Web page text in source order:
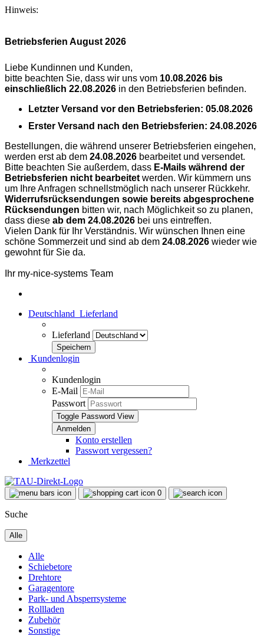
Hinweis:
Betriebsferien August 2026
Liebe Kundinnen und Kunden,
bitte beachten Sie, dass wir uns vom 10.08.2026 bis
einschließlich 22.08.2026 in den Betriebsferien befinden.
Letzter Versand vor den Betriebsferien: 05.08.2026
Erster Versand nach den Betriebsferien: 24.08.2026
Bestellungen, die während unserer Betriebsferien eingehen,
werden erst ab dem 24.08.2026 bearbeitet und versendet.
Bitte beachten Sie außerdem, dass E-Mails während der
Betriebsferien nicht bearbeitet werden. Wir kümmern uns
um Ihre Anfragen schnellstmöglich nach unserer Rückkehr.
Widerrufsrücksendungen sowie bereits abgesprochene
Rücksendungen bitten wir, nach Möglichkeit so zu planen,
dass diese ab dem 24.08.2026 bei uns eintreffen.
Vielen Dank für Ihr Verständnis. Wir wünschen Ihnen eine
schöne Sommerzeit und sind ab dem 24.08.2026 wieder wie
gewohnt für Sie da.
Ihr my-nice-systems Team
Deutschland Lieferland
Lieferland
Kundenlogin
Kundenlogin
E-Mail
Passwort
Toggle Password View
Konto erstellen
Passwort vergessen?
Merkzettel
0
Suche
Alle
Alle
Schiebetore
Drehtore
Garagentore
Park- und Absperrsysteme
Rollladen
Zubehör
Sonstige